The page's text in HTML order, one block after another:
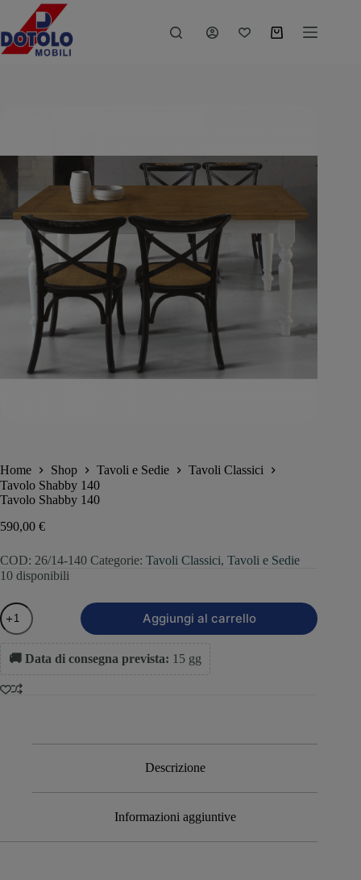
Home Shop Tavoli e Sedie
Tavoli Classici
Tavolo Shabby 140
Tavolo Shabby 140
590,00 €
COD: 26/14-140 Categorie: Tavoli Classici, Tavoli e Sedie
10 disponibili
Aggiungi al carrello
🚚 Data di consegna prevista: 15 gg
Descrizione
Informazioni aggiuntive